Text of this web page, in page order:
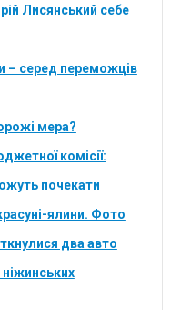
Лисянський себе
– серед переможців
мера?
комісії:
почекати
ялини. Фото
два авто
ніжинських